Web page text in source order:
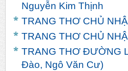
Nguyễn Kim Thịnh
TRANG THƠ CHỦ
TRANG THƠ CHỦ
TRANG THƠ ĐƯỜNG
Đào, Ngô Văn Cư)